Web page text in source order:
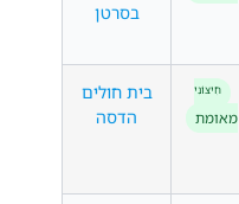
בסרטן
חִיצוֹנִי
מאומת
בית חולים
הדסה